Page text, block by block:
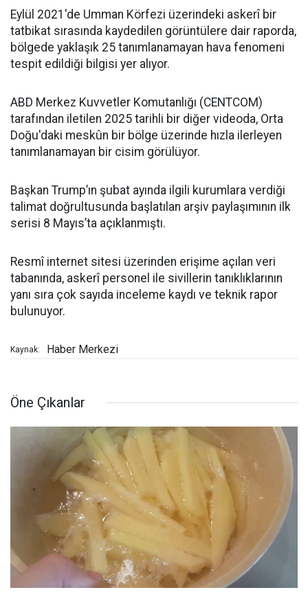
Eylül 2021'de Umman Körfezi üzerindeki askerî bir
tatbikat sırasında kaydedilen görüntülere dair raporda,
bölgede yaklaşık 25 tanımlanamayan hava fenomeni
tespit edildiği bilgisi yer alıyor.
ABD Merkez Kuvvetler Komutanlığı (CENTCOM)
tarafından iletilen 2025 tarihli bir diğer videoda, Orta
Doğu'daki meskûn bir bölge üzerinde hızla ilerleyen
tanımlanamayan bir cisim görülüyor.
Başkan Trump’ın şubat ayında ilgili kurumlara verdiği
talimat doğrultusunda başlatılan arşiv paylaşımının ilk
serisi 8 Mayıs’ta açıklanmıştı.
Resmî internet sitesi üzerinden erişime açılan veri
tabanında, askerî personel ile sivillerin tanıklıklarının
yanı sıra çok sayıda inceleme kaydı ve teknik rapor
bulunuyor.
Kaynak: Haber Merkezi
Öne Çıkanlar